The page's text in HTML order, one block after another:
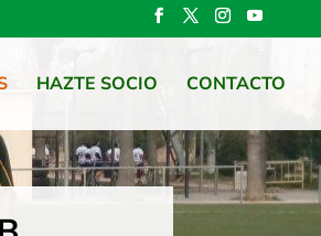
HAZTE SOCIO CONTACTO